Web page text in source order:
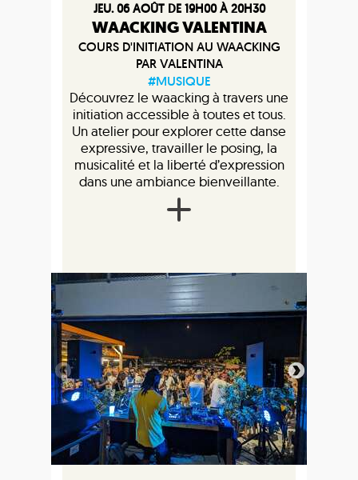
JEU. 06 AOÛT DE 19H00 À 20H30
WAACKING VALENTINA
COURS D'INITIATION AU WAACKING
PAR VALENTINA
#MUSIQUE
Découvrez le waacking à travers une
initiation accessible à toutes et tous.
Un atelier pour explorer cette danse
expressive, travailler le posing, la
musicalité et la liberté d’expression
dans une ambiance bienveillante.